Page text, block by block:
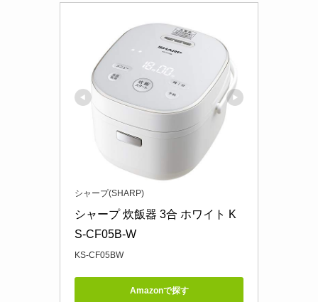
シャープ(SHARP)
シャープ 炊飯器 3合 ホワイト K
S-CF05B-W
KS-CF05BW
Amazonで探す